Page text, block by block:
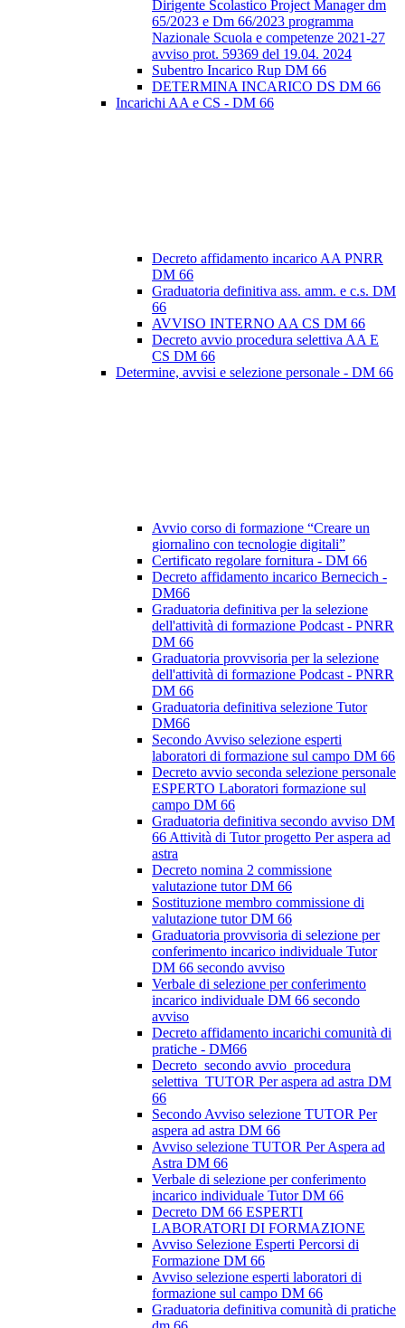
Dirigente Scolastico Project Manager dm
65/2023 e Dm 66/2023 programma
Nazionale Scuola e competenze 2021-27
avviso prot. 59369 del 19.04. 2024
Subentro Incarico Rup DM 66
DETERMINA INCARICO DS DM 66
Incarichi AA e CS - DM 66
Decreto affidamento incarico AA PNRR
DM 66
Graduatoria definitiva ass. amm. e c.s. DM
66
AVVISO INTERNO AA CS DM 66
Decreto avvio procedura selettiva AA E
CS DM 66
Determine, avvisi e selezione personale - DM 66
Avvio corso di formazione “Creare un
giornalino con tecnologie digitali”
Certificato regolare fornitura - DM 66
Decreto affidamento incarico Bernecich -
DM66
Graduatoria definitiva per la selezione
dell'attività di formazione Podcast - PNRR
DM 66
Graduatoria provvisoria per la selezione
dell'attività di formazione Podcast - PNRR
DM 66
Graduatoria definitiva selezione Tutor
DM66
Secondo Avviso selezione esperti
laboratori di formazione sul campo DM 66
Decreto avvio seconda selezione personale
ESPERTO Laboratori formazione sul
campo DM 66
Graduatoria definitiva secondo avviso DM
66 Attività di Tutor progetto Per aspera ad
astra
Decreto nomina 2 commissione
valutazione tutor DM 66
Sostituzione membro commissione di
valutazione tutor DM 66
Graduatoria provvisoria di selezione per
conferimento incarico individuale Tutor
DM 66 secondo avviso
Verbale di selezione per conferimento
incarico individuale DM 66 secondo
avviso
Decreto affidamento incarichi comunità di
pratiche - DM66
Decreto_secondo avvio_procedura
selettiva_TUTOR Per aspera ad astra DM
66
Secondo Avviso selezione TUTOR Per
aspera ad astra DM 66
Avviso selezione TUTOR Per Aspera ad
Astra DM 66
Verbale di selezione per conferimento
incarico individuale Tutor DM 66
Decreto DM 66 ESPERTI
LABORATORI DI FORMAZIONE
Avviso Selezione Esperti Percorsi di
Formazione DM 66
Avviso selezione esperti laboratori di
formazione sul campo DM 66
Graduatoria definitiva comunità di pratiche